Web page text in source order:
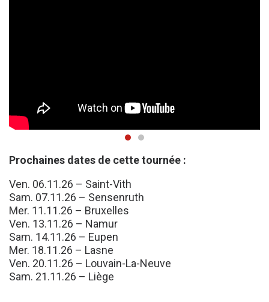
Prochaines dates de cette tournée :
Ven. 06.11.26 – Saint-Vith
Sam. 07.11.26 – Sensenruth
Mer. 11.11.26 – Bruxelles
Ven. 13.11.26 – Namur
Sam. 14.11.26 – Eupen
Mer. 18.11.26 – Lasne
Ven. 20.11.26 – Louvain-La-Neuve
Sam. 21.11.26 – Liège